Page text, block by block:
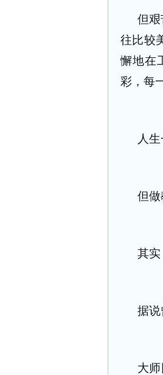
但
往比较
懈地在
彩，每
人
但做
其实
据说
大